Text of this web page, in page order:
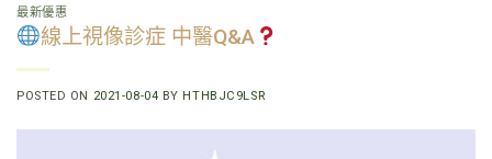
最新優惠
線上視像診症 中醫Q&A
POSTED ON 2021-08-04 BY HTHBJC9LSR